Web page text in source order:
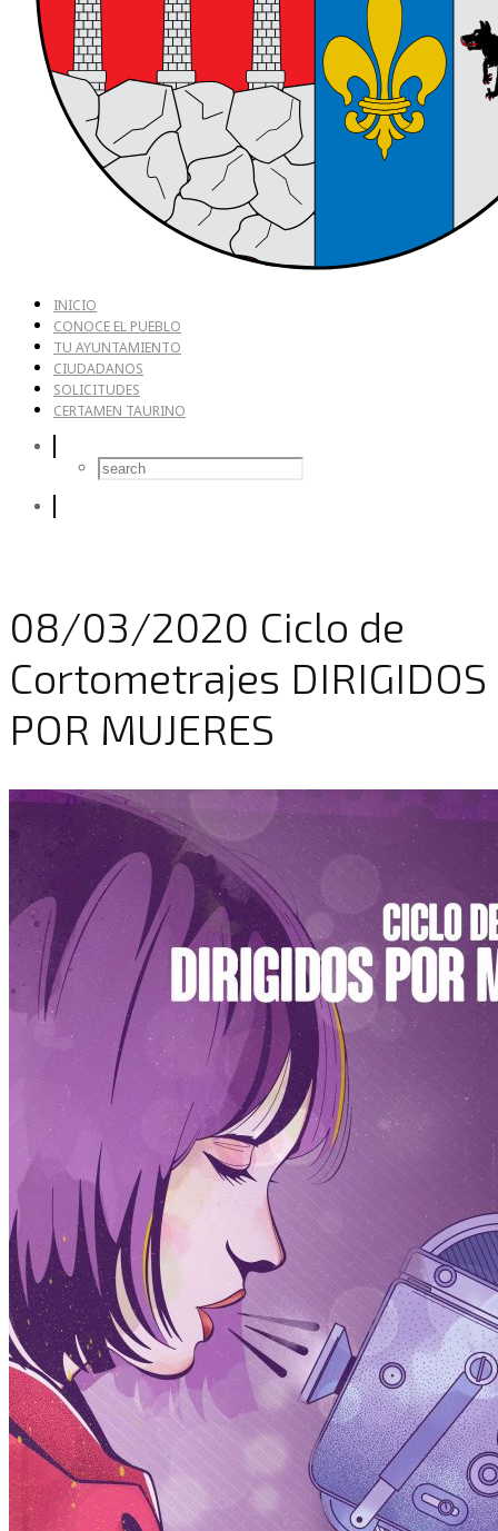
INICIO
CONOCE EL PUEBLO
TU AYUNTAMIENTO
CIUDADANOS
SOLICITUDES
CERTAMEN TAURINO
08/03/2020 Ciclo de
Cortometrajes DIRIGIDOS
POR MUJERES